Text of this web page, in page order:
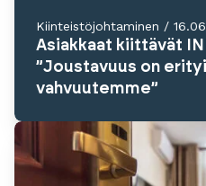
Kiinteistöjohtaminen /
Asiakkaat kiittävät
”Joustavuus on
vahvuutemme”